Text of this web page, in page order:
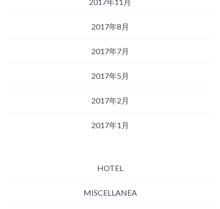
2017年8月
2017年7月
2017年5月
2017年2月
2017年1月
HOTEL
MISCELLANEA